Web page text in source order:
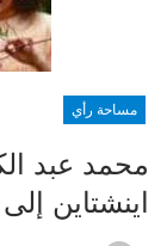
مساحة رأي
محمد عبد
اينشتاين إلى